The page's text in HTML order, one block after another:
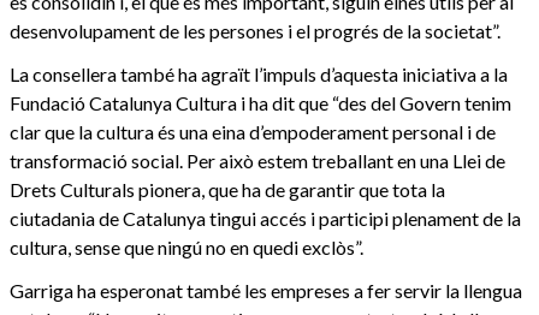
desenvolupament de les persones i el progrés de la societat”.
La consellera també ha agraït l’impuls d’aquesta iniciativa a la
Fundació Catalunya Cultura i ha dit que “des del Govern tenim
clar que la cultura és una eina d’empoderament personal i de
transformació social. Per això estem treballant en una Llei de
Drets Culturals pionera, que ha de garantir que tota la
ciutadania de Catalunya tingui accés i participi plenament de la
cultura, sense que ningú no en quedi exclòs”.
Garriga ha esperonat també les empreses a fer servir la llengua